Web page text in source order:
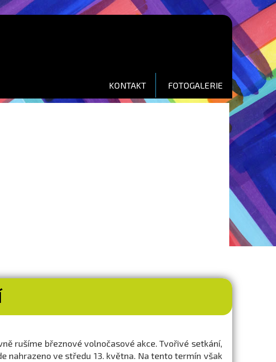
KONTAKT FOTOGALERIE
rušíme březnové volnočasové akce. Tvořivé setkání,
nahrazeno ve středu 13. května. Na tento termín však